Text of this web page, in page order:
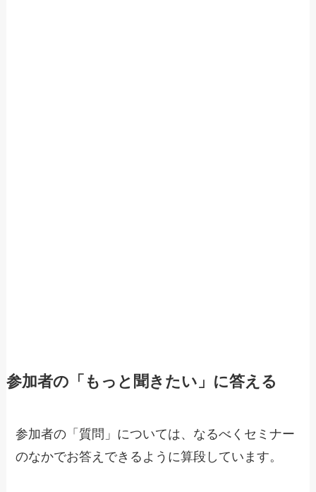
参加者の「もっと聞きたい」に答える
参加者の「質問」については、なるべくセミナー
のなかでお答えできるように算段しています。